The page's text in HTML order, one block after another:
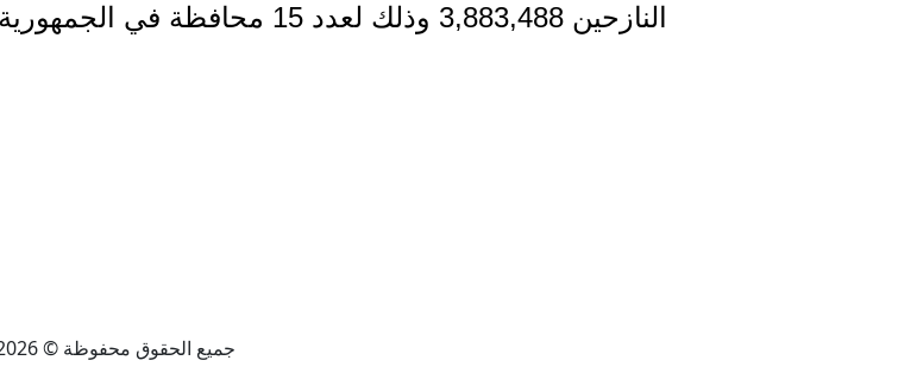
النازحين 3,883,488 وذلك لعدد 15 محافظة في الجمهورية اليمنية.
جميع الحقوق محفوظة © 2026